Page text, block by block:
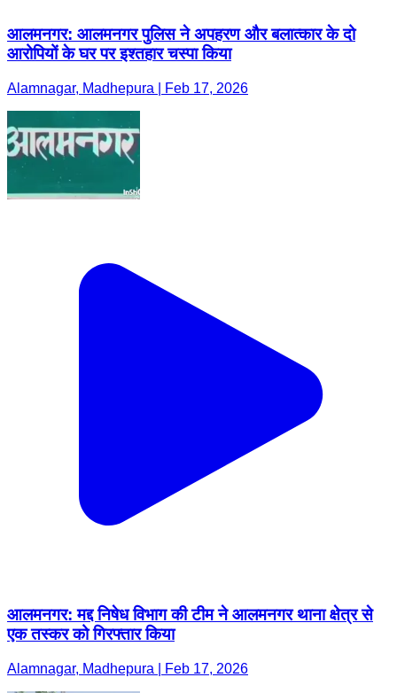
आलमनगर: आलमनगर पुलिस ने अपहरण और बलात्कार के दो
आरोपियों के घर पर इश्तहार चस्पा किया
Alamnagar, Madhepura | Feb 17, 2026
आलमनगर: मद्द निषेध विभाग की टीम ने आलमनगर थाना क्षेत्र से
एक तस्कर को गिरफ्तार किया
Alamnagar, Madhepura | Feb 17, 2026